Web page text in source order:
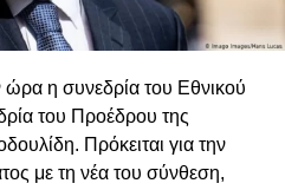
ώρα η συνεδρία του Εθνικού
του Προέδρου της
Πρόκειται για την
με τη νέα του σύνθεση,